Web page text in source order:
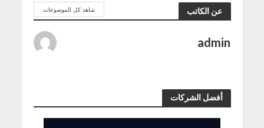
عن الكاتب شاهد كل الموضوعات
admin
أفضل الشركات